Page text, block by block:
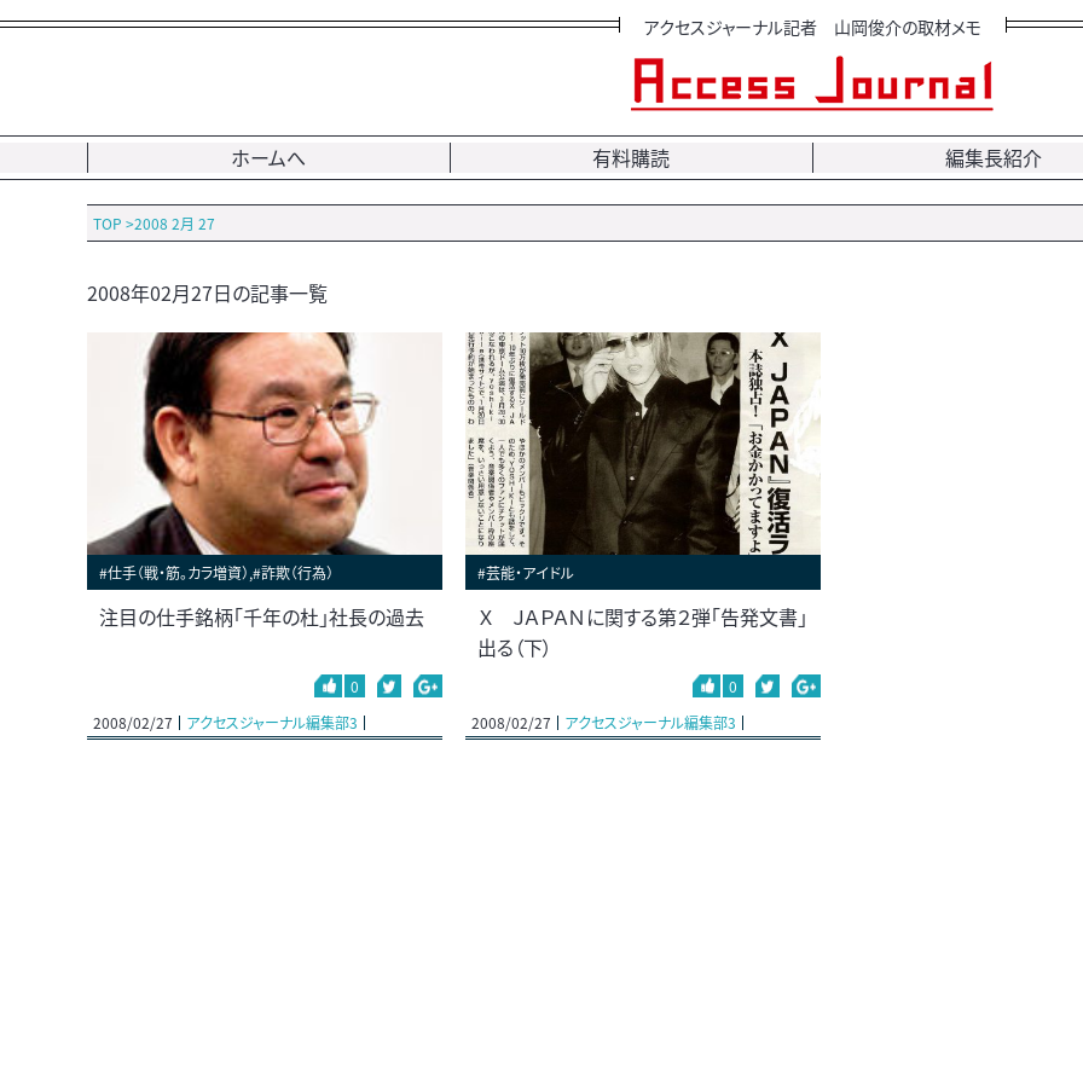
アクセスジャーナル記者 山岡俊介の取材メモ
ホームへ 有料購読 編集長紹介
TOP >2008 2月 27
2008年02月27日の記事一覧
#仕手（戦・筋。カラ増資）,#詐欺（行為）
注目の仕手銘柄「千年の杜」社長の過去
0
2008/02/27
アクセスジャーナル編集部3
#芸能・アイドル
Ｘ ＪＡＰＡＮに関する第２弾「告発文書」
出る（下）
0
2008/02/27
アクセスジャーナル編集部3